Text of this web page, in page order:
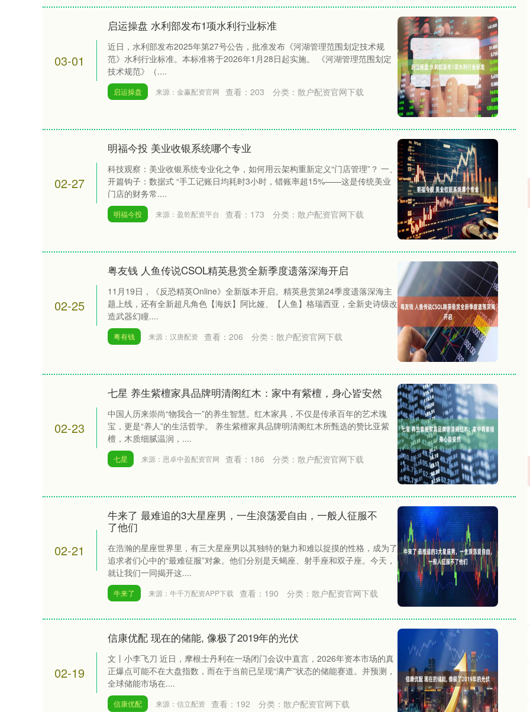
03-01
启运操盘 水利部发布1项水利行业标准
近日，水利部发布2025年第27号公告，批准发布《河湖管理范围划定技术规
范》水利行业标准。本标准将于2026年1月28日起实施。 《河湖管理范围划定
技术规范》（....
启运操盘 来源：金赢配资官网 查看： 203 分类： 散户配资官网下载
02-27
明福今投 美业收银系统哪个专业
科技观察：美业收银系统专业化之争，如何用云架构重新定义“门店管理”？ 一、
开篇钩子：数据式 “手工记账日均耗时3小时，错账率超15%——这是传统美业
门店的财务常....
明福今投 来源：盈乾配资平台 查看： 173 分类： 散户配资官网下载
02-25
粤友钱 人鱼传说CSOL精英悬赏全新季度遗落深海开启
11月19日，《反恐精英Online》全新版本开启。精英悬赏第24季度遗落深海主
题上线，还有全新超凡角色【海妖】阿比娅、【人鱼】格瑞西亚，全新史诗级改
造武器幻瞳....
粤有钱 来源：汉唐配资 查看： 206 分类： 散户配资官网下载
02-23
七星 养生紫檀家具品牌明清阁红木：家中有紫檀，身心皆安然
中国人历来崇尚“物我合一”的养生智慧。红木家具，不仅是传承百年的艺术瑰
宝，更是“养人”的生活哲学。 养生紫檀家具品牌明清阁红木所甄选的赞比亚紫
檀，木质细腻温润，....
七星 来源：恩卓中盈配资官网 查看： 186 分类： 散户配资官网下载
02-21
牛来了 最难追的3大星座男，一生浪荡爱自由，一般人征服不
了他们
在浩瀚的星座世界里，有三大星座男以其独特的魅力和难以捉摸的性格，成为了
追求者们心中的“最难征服”对象。他们分别是天蝎座、射手座和双子座。今天，
就让我们一同揭开这....
牛来了 来源：牛千万配资APP下载 查看： 190 分类： 散户配资官网下载
02-19
信康优配 现在的储能, 像极了2019年的光伏
文丨小李飞刀 近日，摩根士丹利在一场闭门会议中直言，2026年资本市场的真
正爆点可能不在大盘指数，而在于当前已呈现“满产”状态的储能赛道。并预测，
全球储能市场在....
信康优配 来源：信立配资 查看： 192 分类： 散户配资官网下载